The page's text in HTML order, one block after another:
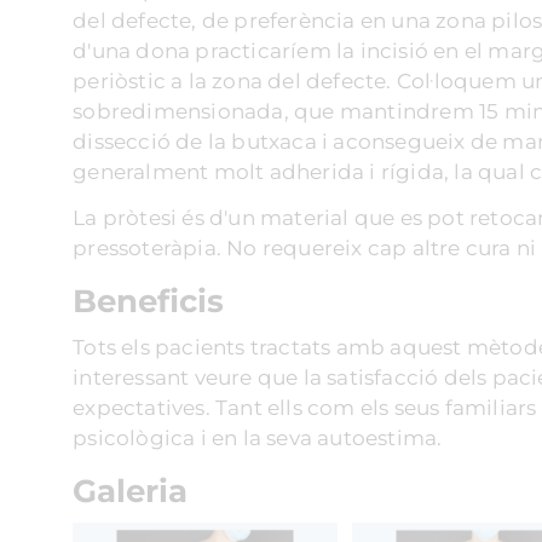
del defecte, de preferència en una zona
d'una dona practicaríem la incisió en el
periòstic a la zona del defecte. Col·loquem
sobredimensionada, que mantindrem 15
dissecció de la butxaca i aconsegueix de
generalment molt adherida i rígida, la qual
La pròtesi és d'un material que es pot
pressoteràpia. No requereix cap altre cura
Beneficis
Tots els pacients tractats amb aquest
interessant veure que la satisfacció dels
expectatives. Tant ells com els seus
psicològica i en la seva autoestima.
Galeria